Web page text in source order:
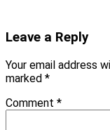
Leave a Reply
Your email address
marked *
Comment *